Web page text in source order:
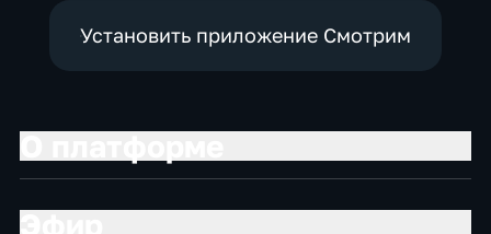
Установить приложение Смотрим